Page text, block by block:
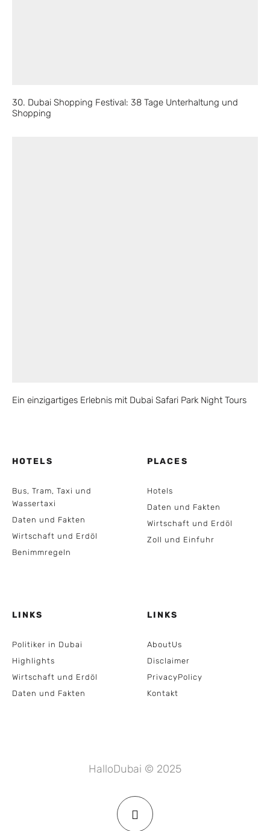
30. Dubai Shopping Festival: 38 Tage Unterhaltung und
Shopping
Ein einzigartiges Erlebnis mit Dubai Safari Park Night Tours
HOTELS
Bus, Tram, Taxi und
Wassertaxi
Daten und Fakten
Wirtschaft und Erdöl
Benimmregeln
PLACES
Hotels
Daten und Fakten
Wirtschaft und Erdöl
Zoll und Einfuhr
LINKS
Politiker in Dubai
Highlights
Wirtschaft und Erdöl
Daten und Fakten
LINKS
AboutUs
Disclaimer
PrivacyPolicy
Kontakt
HalloDubai © 2025